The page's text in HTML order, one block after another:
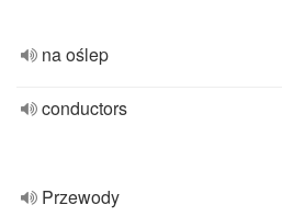
na oślep
conductors
Przewody